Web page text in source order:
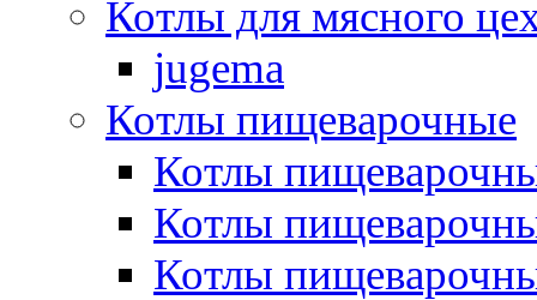
Котлы для мясного
jugema
Котлы пищеварочные
Котлы
Котлы
Котлы